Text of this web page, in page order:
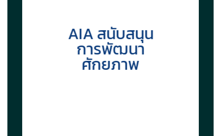
AIA สนับสนุน
การพัฒนา
ศักยภาพ